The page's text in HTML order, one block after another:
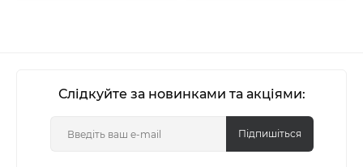
Слідкуйте за новинками та акціями:
Підпишіться